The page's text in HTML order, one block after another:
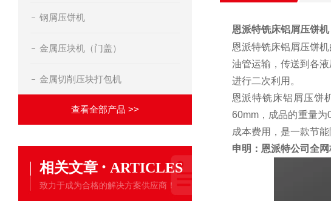
钢屑压饼机
金属压块机（门盖）
金属切削压块打包机
查看全部产品 >>
相关文章 · ARTICLES
致力于成为合格的解决方案供应商！
恩派特铣床铝屑压饼
恩派特铣床铝屑压饼
油管运输，传送到各
进行二次利用。
恩派特铣床铝屑压饼
60mm，成品的重量
成本费用，是一款节能
申明：恩派特公司全